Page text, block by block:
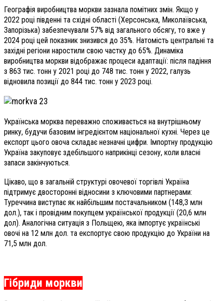
Географія виробництва моркви зазнала помітних змін. Якщо у
2022 році південні та східні області (Херсонська, Миколаївська,
Запорізька) забезпечували 57% від загального обсягу, то вже у
2024 році цей показник знизився до 35%. Натомість центральні та
західні регіони наростили свою частку до 65%. Динаміка
виробництва моркви відображає процеси адаптації: після падіння
з 863 тис. тонн у 2021 році до 748 тис. тонн у 2022, галузь
відновила позиції до 844 тис. тонн у 2023 році.
Українська морква переважно споживається на внутрішньому
ринку, будучи базовим інгредієнтом національної кухні. Через це
експорт цього овоча складає незначні цифри. Імпортну продукцію
Україна закуповує здебільшого наприкінці сезону, коли власні
запаси закінчуються.
Цікаво, що в загальній структурі овочевої торгівлі Україна
підтримує двосторонні відносини з ключовими партнерами:
Туреччина виступає як найбільшим постачальником (148,3 млн
дол.), так і провідним покупцем української продукції (20,6 млн
дол). Аналогічна ситуація з Польщею, яка імпортує українські
овочі на 12 млн дол. та експортує свою продукцію до України на
71,5 млн дол.
Гібриди моркви